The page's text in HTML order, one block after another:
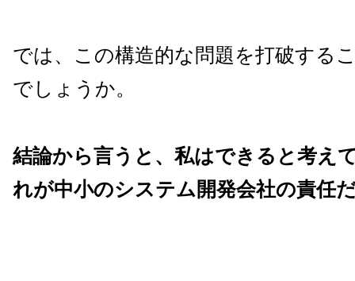
では、この構造的な問題を打破する
でしょうか。
結論から言うと、私はできると考え
れが中小のシステム開発会社の責任